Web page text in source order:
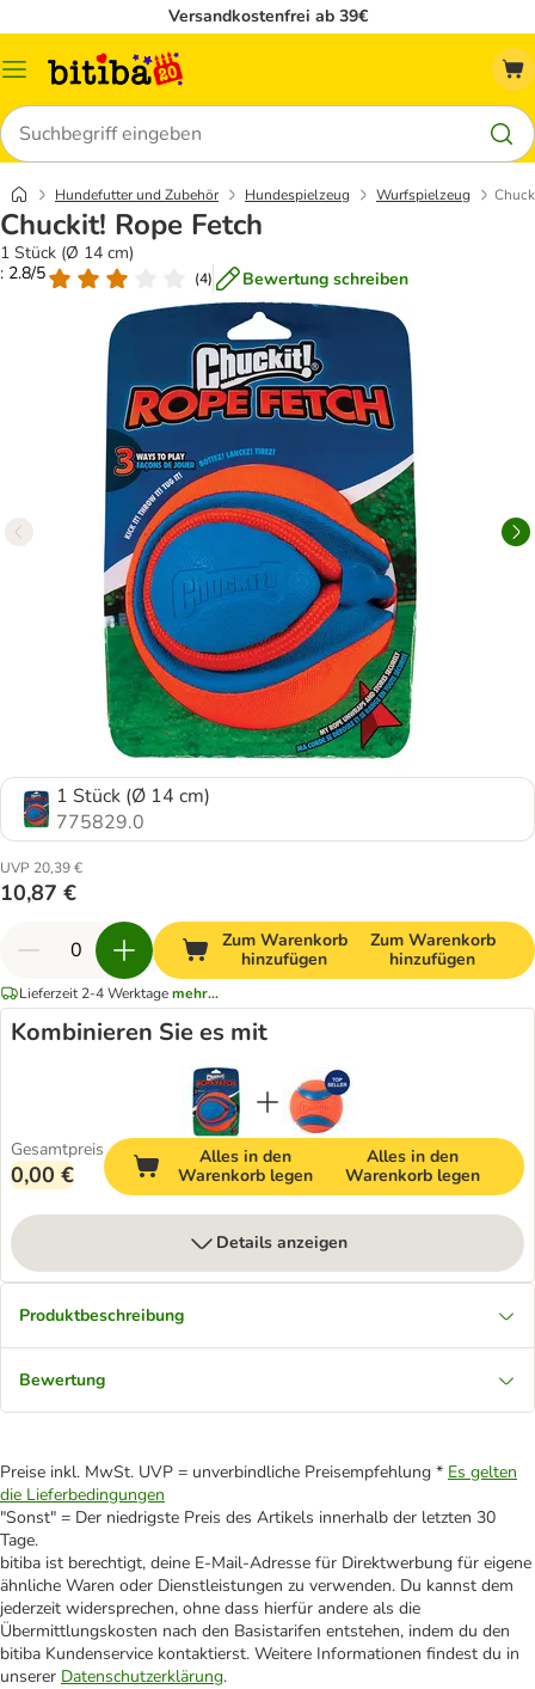
Versandkostenfrei ab 39€
Menü
Suchen
Hundefutter und Zubehör Hundespielzeug Wurfspielzeug
Chuckit! Rope Fetch
1 Stück (Ø 14 cm)
: 2.8/5
(4) Bewertung schreiben
1 Stück (Ø 14 cm)
775829.0
UVP 20,39 €
10,87 €
Zum Warenkorb
hinzufügen
Zum Warenkorb
hinzufügen
Lieferzeit 2-4 Werktagemehr...
Kombinieren Sie es mit
Gesamtpreis
0,00 €
Alles in den
Warenkorb legen
Alles in den
Warenkorb legen
Details anzeigen
Produktbeschreibung
Bewertung
Preise inkl. MwSt. UVP = unverbindliche Preisempfehlung * Es gelten
die Lieferbedingungen
"Sonst" = Der niedrigste Preis des Artikels innerhalb der letzten 30
Tage.
bitiba ist berechtigt, deine E-Mail-Adresse für Direktwerbung für eigene
ähnliche Waren oder Dienstleistungen zu verwenden. Du kannst dem
jederzeit widersprechen, ohne dass hierfür andere als die
Übermittlungskosten nach den Basistarifen entstehen, indem du den
bitiba Kundenservice kontaktierst. Weitere Informationen findest du in
unserer Datenschutzerklärung.